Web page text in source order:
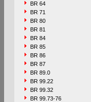
BR 64
BR 71
BR 80
BR 81
BR 84
BR 85
BR 86
BR 87
BR 89.0
BR 99.22
BR 99.32
BR 99.73-76